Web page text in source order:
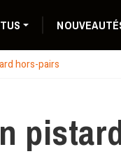
hors-pairs